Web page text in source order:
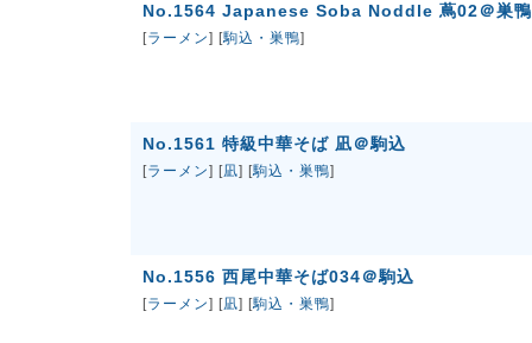
No.1564 Japanese Soba Noddle 蔦02＠巣鴨
[ラーメン] [駒込・巣鴨]
No.1561 特級中華そば 凪＠駒込
[ラーメン] [凪] [駒込・巣鴨]
No.1556 西尾中華そば034＠駒込
[ラーメン] [凪] [駒込・巣鴨]